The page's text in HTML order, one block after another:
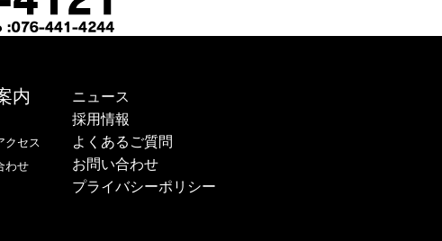
内
クセス
わせ
ニュース
採用情報
よくあるご質問
お問い合わせ
プライバシーポリシー